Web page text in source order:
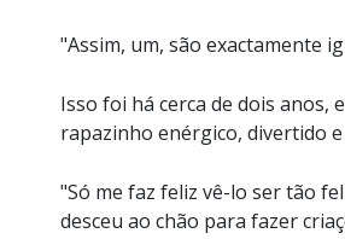
"Assim, um, são exactamente
Isso foi há cerca de dois anos,
rapazinho enérgico, divertido
"Só me faz feliz vê-lo ser tão
desceu ao chão para fazer